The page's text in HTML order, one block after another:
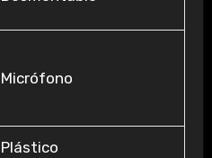
‎Micrófono
‎Plástico